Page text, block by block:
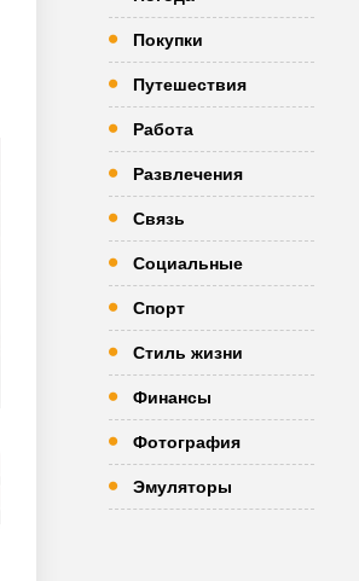
Покупки
Путешествия
Работа
Развлечения
Связь
Социальные
Спорт
Стиль жизни
Финансы
Фотография
Эмуляторы